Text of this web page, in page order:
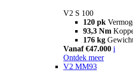
V2 S 100
120 pk
93,3 Nm
176 kg
Vanaf €47.000 i
Ontdek meer
V2 MM93